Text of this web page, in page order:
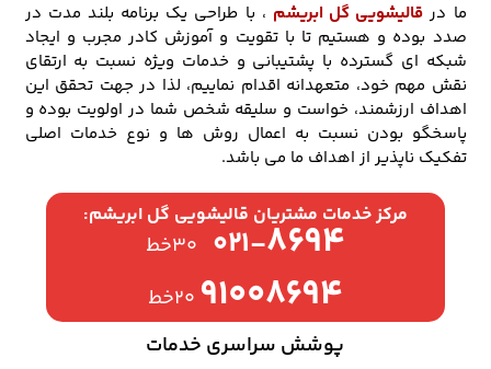
ما در قالیشویی گل ابریشم ، با طراحی یک برنامه بلند مدت در
صدد بوده و هستیم تا با تقویت و آموزش کادر مجرب و ایجاد
شبکه ای گسترده با پشتیبانی و خدمات ویژه نسبت به ارتقای
نقش مهم خود، متعهدانه اقدام نماییم، لذا در جهت تحقق این
اهداف ارزشمند، خواست و سلیقه شخص شما در اولویت بوده و
پاسخگو بودن نسبت به اعمال روش ها و نوع خدمات اصلی
تفکیک ناپذیر از اهداف ما می باشد.
مرکز خدمات مشتریان قالیشویی گل ابریشم:
۰۲۱-۸۶۹۴ ۳۰خط
۹۱۰۰۸۶۹۴ ۲۰خط
پوشش سراسری خدمات